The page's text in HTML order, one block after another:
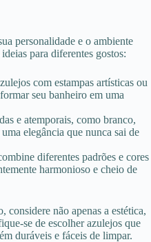
personalidade e o ambiente
para diferentes gostos:
com estampas artísticas ou
seu banheiro em uma
e atemporais, como branco,
elegância que nunca sai de
diferentes padrões e cores
harmonioso e cheio de
considere não apenas a estética,
se de escolher azulejos que
duráveis e fáceis de limpar.